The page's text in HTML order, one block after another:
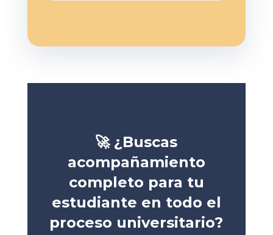
🚀 ¿Buscas
acompañamiento
completo para tu
estudiante en todo el
proceso universitario?